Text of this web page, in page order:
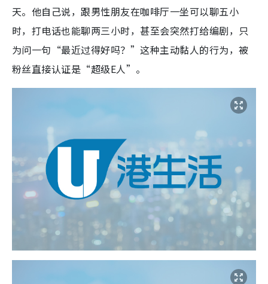
天。他自己说，跟男性朋友在咖啡厅一坐可以聊五小
时，打电话也能聊两三小时，甚至会突然打给编剧，只
为问一句“最近过得好吗？”这种主动黏人的行为，被
粉丝直接认证是“超级E人”。